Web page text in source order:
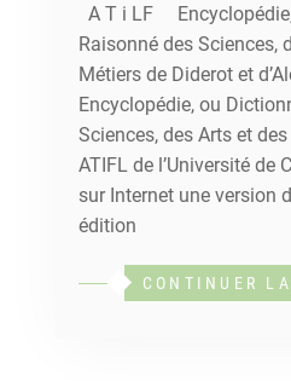
A T i LF
Raisonné des Sciences,
Métiers de Diderot et
Encyclopédie, ou
Sciences, des Arts et
ATIFL de l’Université de
sur Internet une version
édition
CONTINUER